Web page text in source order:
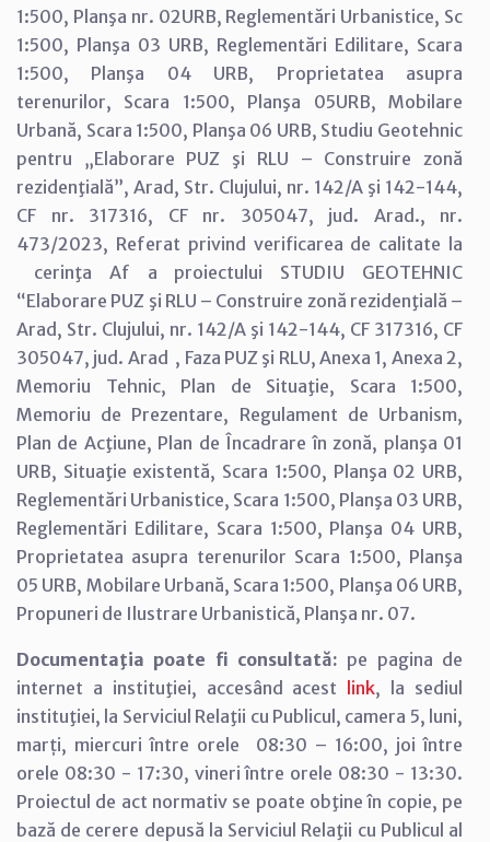
1:500, Planşa nr. 02URB, Reglementări Urbanistice, Sc
1:500, Planşa 03 URB, Reglementări Edilitare, Scara
1:500, Planşa 04 URB, Proprietatea asupra
terenurilor, Scara 1:500, Planşa 05URB, Mobilare
Urbană, Scara 1:500, Planşa 06 URB, Studiu Geotehnic
pentru „Elaborare PUZ şi RLU – Construire zonă
rezidenţială”, Arad, Str. Clujului, nr. 142/A şi 142-144,
CF nr. 317316, CF nr. 305047, jud. Arad., nr.
473/2023, Referat privind verificarea de calitate la
cerinţa Af a proiectului STUDIU GEOTEHNIC
“Elaborare PUZ şi RLU – Construire zonă rezidenţială –
Arad, Str. Clujului, nr. 142/A şi 142-144, CF 317316, CF
305047, jud. Arad , Faza PUZ şi RLU, Anexa 1, Anexa 2,
Memoriu Tehnic, Plan de Situaţie, Scara 1:500,
Memoriu de Prezentare, Regulament de Urbanism,
Plan de Acţiune, Plan de Încadrare în zonă, planşa 01
URB, Situaţie existentă, Scara 1:500, Planşa 02 URB,
Reglementări Urbanistice, Scara 1:500, Planşa 03 URB,
Reglementări Edilitare, Scara 1:500, Planşa 04 URB,
Proprietatea asupra terenurilor Scara 1:500, Planşa
05 URB, Mobilare Urbană, Scara 1:500, Planşa 06 URB,
Propuneri de Ilustrare Urbanistică, Planşa nr. 07.
Documentaţia poate fi consultată: pe pagina de
internet a instituţiei, accesând acest link, la sediul
instituţiei, la Serviciul Relaţii cu Publicul, camera 5, luni,
marți, miercuri între orele 08:30 – 16:00, joi între
orele 08:30 - 17:30, vineri între orele 08:30 - 13:30.
Proiectul de act normativ se poate obţine în copie, pe
bază de cerere depusă la Serviciul Relaţii cu Publicul al